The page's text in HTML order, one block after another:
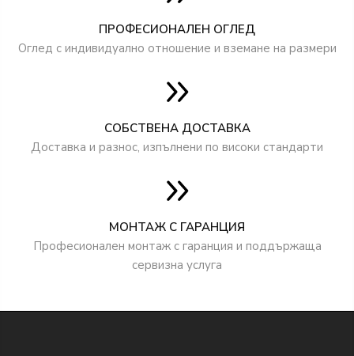
ПРОФЕСИОНАЛЕН ОГЛЕД
Оглед с индивидуално отношение и вземане на размери
СОБСТВЕНА ДОСТАВКА
Доставка и разнос, изпълнени по високи стандарти
МОНТАЖ С ГАРАНЦИЯ
Професионален монтаж с гаранция и поддържаща
сервизна услуга